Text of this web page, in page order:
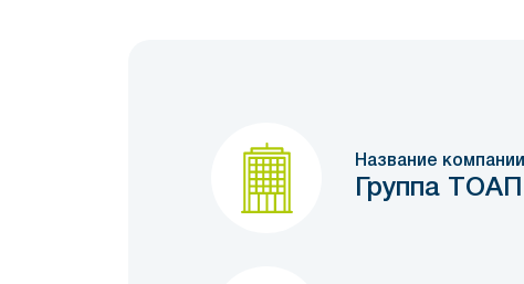
Название компании
Группа ТОАП